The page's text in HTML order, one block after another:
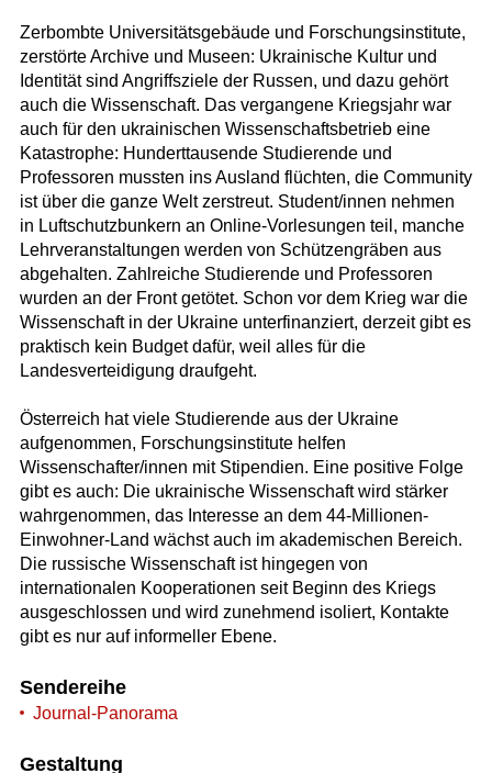
Zerbombte Universitätsgebäude und Forschungsinstitute,
zerstörte Archive und Museen: Ukrainische Kultur und
Identität sind Angriffsziele der Russen, und dazu gehört
auch die Wissenschaft. Das vergangene Kriegsjahr war
auch für den ukrainischen Wissenschaftsbetrieb eine
Katastrophe: Hunderttausende Studierende und
Professoren mussten ins Ausland flüchten, die Community
ist über die ganze Welt zerstreut. Student/innen nehmen
in Luftschutzbunkern an Online-Vorlesungen teil, manche
Lehrveranstaltungen werden von Schützengräben aus
abgehalten. Zahlreiche Studierende und Professoren
wurden an der Front getötet. Schon vor dem Krieg war die
Wissenschaft in der Ukraine unterfinanziert, derzeit gibt es
praktisch kein Budget dafür, weil alles für die
Landesverteidigung draufgeht.
Österreich hat viele Studierende aus der Ukraine
aufgenommen, Forschungsinstitute helfen
Wissenschafter/innen mit Stipendien. Eine positive Folge
gibt es auch: Die ukrainische Wissenschaft wird stärker
wahrgenommen, das Interesse an dem 44-Millionen-
Einwohner-Land wächst auch im akademischen Bereich.
Die russische Wissenschaft ist hingegen von
internationalen Kooperationen seit Beginn des Kriegs
ausgeschlossen und wird zunehmend isoliert, Kontakte
gibt es nur auf informeller Ebene.
Sendereihe
Journal-Panorama
Gestaltung